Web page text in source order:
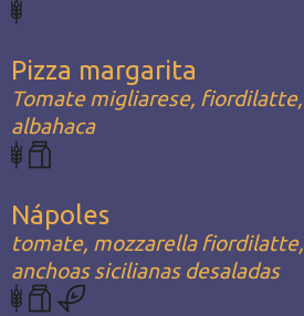
Pizza margarita
Tomate migliarese, fiordilatte,
albahaca
Nápoles
tomate, mozzarella fiordilatte,
anchoas sicilianas desaladas